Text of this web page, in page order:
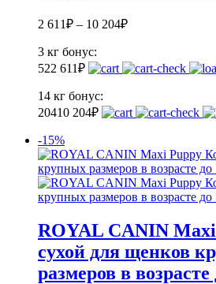
2 611₽ – 10 204₽
3 кг бонус:
522 611₽
14 кг бонус:
20410 204₽
-15%
ROYAL CANIN
сухой для щенков
размеров в